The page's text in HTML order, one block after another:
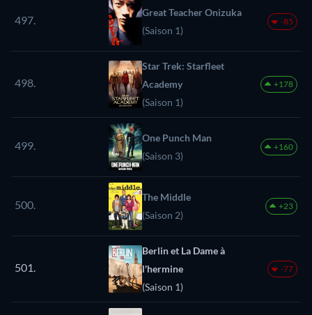
497.
Great Teacher Onizuka
(Saison 1)
-85
498.
Star Trek: Starfleet
Academy
(Saison 1)
+178
499.
One Punch Man
(Saison 3)
+160
500.
The Middle
(Saison 2)
+23
501.
Berlin et La Dame à
l'hermine
(Saison 1)
-77